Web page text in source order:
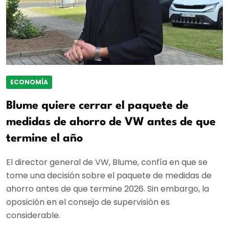
ECONOMÍA
Blume quiere cerrar el paquete de
medidas de ahorro de VW antes de que
termine el año
El director general de VW, Blume, confía en que se
tome una decisión sobre el paquete de medidas de
ahorro antes de que termine 2026. Sin embargo, la
oposición en el consejo de supervisión es
considerable.